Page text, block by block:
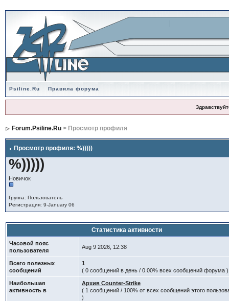
Psiline.Ru Правила форума
Forum.Psiline.Ru> Просмотр профиля
Просмотр профиля: %)))))
%)))))
Новичок
Группа: Пользователь
Регистрация: 9-January 06
Статистика активности
Часовой пояс
пользователя
Aug 9 2026, 12:38
Всего полезных
сообщений
1
( 0 сообщений в день / 0.00% всех сообщений форума )
Наибольшая
активность в
Архив Counter-Strike
( 1 сообщений / 100% от всех сообщений этого
)